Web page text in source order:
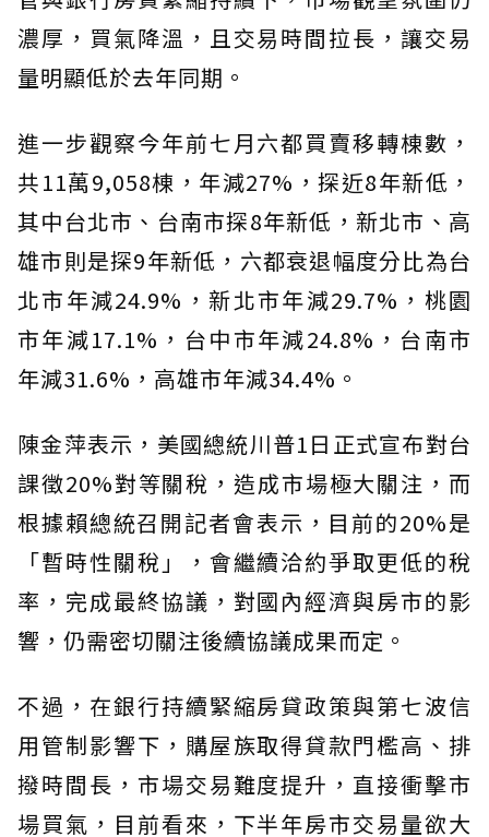
濃厚，買氣降溫，且交易時間拉長，讓交易
量明顯低於去年同期。
進一步觀察今年前七月六都買賣移轉棟數，
共11萬9,058棟，年減27%，探近8年新低，
其中台北市、台南市探8年新低，新北市、高
雄市則是探9年新低，六都衰退幅度分比為台
北市年減24.9%，新北市年減29.7%，桃園
市年減17.1%，台中市年減24.8%，台南市
年減31.6%，高雄市年減34.4%。
陳金萍表示，美國總統川普1日正式宣布對台
課徵20%對等關稅，造成市場極大關注，而
根據賴總統召開記者會表示，目前的20%是
「暫時性關稅」，會繼續洽約爭取更低的稅
率，完成最終協議，對國內經濟與房市的影
響，仍需密切關注後續協議成果而定。
不過，在銀行持續緊縮房貸政策與第七波信
用管制影響下，購屋族取得貸款門檻高、排
撥時間長，市場交易難度提升，直接衝擊市
場買氣，目前看來，下半年房市交易量欲大